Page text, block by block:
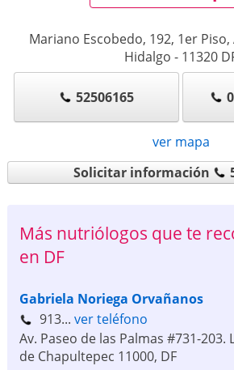
Mariano Escobedo, 192, 1er
Hidalgo - 11320
52506165
ver mapa
Solicitar información
Más nutriólogos que te
en DF
Gabriela Noriega Orvañanos
913... ver teléfono
Av. Paseo de las Palmas #731-203.
de Chapultepec 11000, DF